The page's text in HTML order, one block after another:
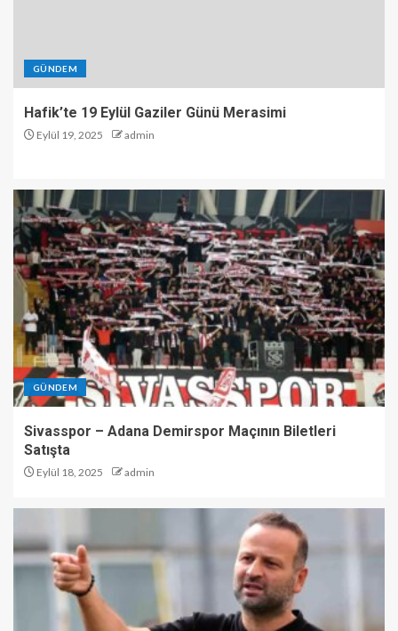
GÜNDEM
Hafik’te 19 Eylül Gaziler Günü Merasimi
Eylül 19, 2025 admin
GÜNDEM
Sivasspor – Adana Demirspor Maçının Biletleri
Satışta
Eylül 18, 2025 admin